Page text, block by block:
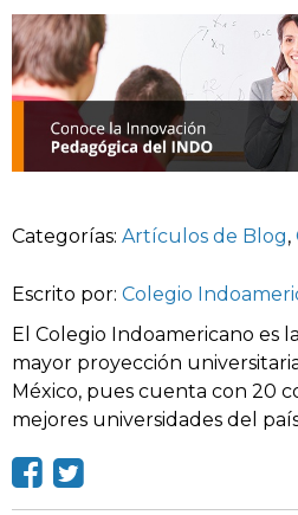
Categorías: Artículos de Blog,
Escrito por: Colegio
El Colegio Indoamericano es
mayor proyección
México, pues cuenta con 20
mejores universidades del